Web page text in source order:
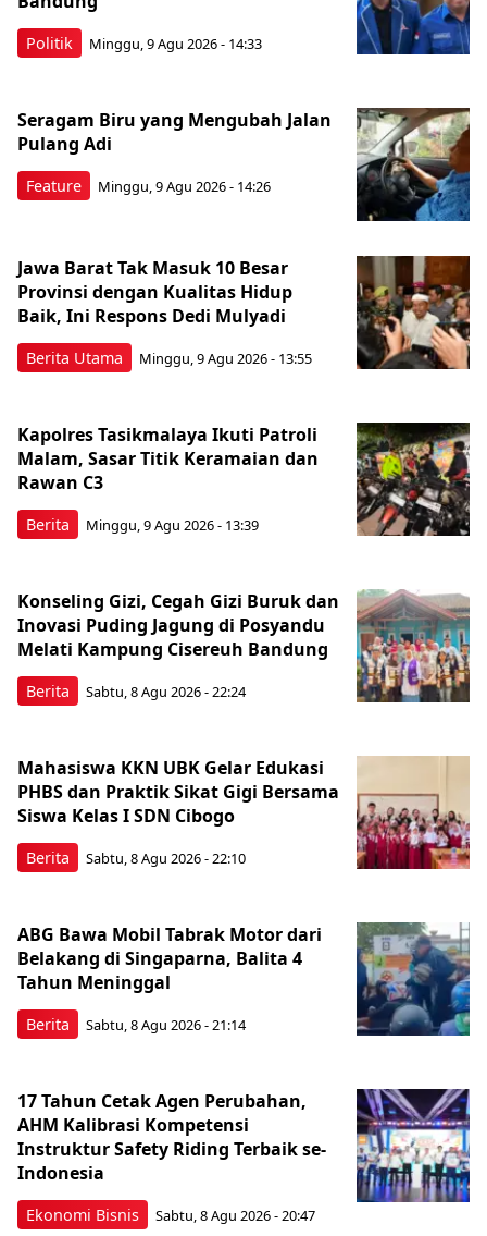
Politik Minggu, 9 Agu 2026 - 14:33
Feature
Seragam Biru yang Mengubah Jalan
Pulang Adi
Minggu, 9 Agu 2026 - 14:26
Berita Utama
Jawa Barat Tak Masuk 10 Besar
Provinsi dengan Kualitas Hidup
Baik, Ini Respons Dedi Mulyadi
Minggu, 9 Agu 2026 - 13:55
Berita
Kapolres Tasikmalaya Ikuti Patroli
Malam, Sasar Titik Keramaian dan
Rawan C3
Minggu, 9 Agu 2026 - 13:39
Berita
Konseling Gizi, Cegah Gizi Buruk dan
Inovasi Puding Jagung di Posyandu
Melati Kampung Cisereuh Bandung
Sabtu, 8 Agu 2026 - 22:24
Berita
Mahasiswa KKN UBK Gelar Edukasi
PHBS dan Praktik Sikat Gigi Bersama
Siswa Kelas I SDN Cibogo
Sabtu, 8 Agu 2026 - 22:10
Berita
ABG Bawa Mobil Tabrak Motor dari
Belakang di Singaparna, Balita 4
Tahun Meninggal
Sabtu, 8 Agu 2026 - 21:14
Ekonomi Bisnis
17 Tahun Cetak Agen Perubahan,
AHM Kalibrasi Kompetensi
Instruktur Safety Riding Terbaik se-
Indonesia
Sabtu, 8 Agu 2026 - 20:47